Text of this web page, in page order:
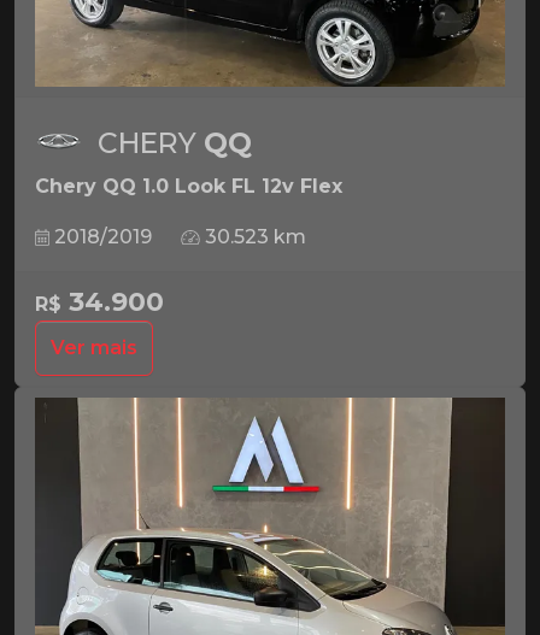
CHERY QQ
Chery QQ 1.0 Look FL 12v Flex
2018/2019 30.523 km
R$ 34.900
Ver mais